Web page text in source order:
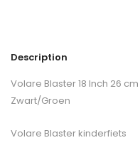
Description
Volare Blaster 18 Inch 26
Zwart/Groen
Volare Blaster kinderfiets